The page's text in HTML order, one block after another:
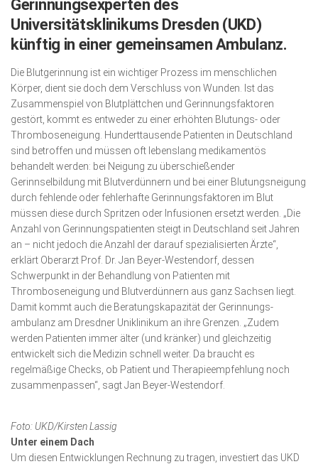
Wirtschaft, Recht, Finanzen
Zahn, Mund, Kiefer
Allgemein
Sehen
Innovationen
Kampf gegen Krebs
Hören
Lebensart
Gerinnungsexperten des
Universitätsklinikums Dresden (UKD)
künftig in einer gemeinsamen Ambulanz.
Die Blutgerinnung ist ein wichtiger Prozess im menschlichen
Körper, dient sie doch dem Verschluss von Wunden. Ist das
Zusammenspiel von Blutplättchen und Gerin­nungs­fak­toren
gestört, kommt es entweder zu einer erhöhten Blutungs- oder
Thromboseneigung. Hun­derttausende Patienten in Deutschland
sind be­troffen und müssen oft lebenslang medikamentös
behandelt werden: bei Neigung zu überschießender
Gerinnselbildung mit Blutver­dün­nern und bei einer Blu­tungs­­neigung
durch fehlende oder fehlerhafte Gerin­nungsfaktoren im Blut
müssen diese durch Spritzen oder Infusionen ersetzt werden. „Die
Anzahl von Gerinnungspatienten steigt in Deutsch­land seit Jahren
an – nicht jedoch die Anzahl der darauf spezialisierten Ärzte“,
erklärt Oberarzt Prof. Dr. Jan Beyer-Westendorf, dessen
Schwerpunkt in der Behandlung von Patienten mit
Thromboseneigung und Blutverdünnern aus ganz Sachsen liegt.
Damit kommt auch die Beratungskapazität der Gerin­nungs­
ambulanz am Dresdner Uniklinikum an ihre Grenzen. „Zudem
werden Patienten immer älter (und kränker) und gleichzeitig
entwickelt sich die Medizin schnell weiter. Da braucht es
regelmäßige Checks, ob Patient und Therapie­emp­fehlung noch
zusammenpassen“, sagt Jan Beyer-Westendorf.
Foto: UKD/Kirsten Lassig
Unter einem Dach
Um diesen Entwicklungen Rechnung zu tragen, investiert das UKD